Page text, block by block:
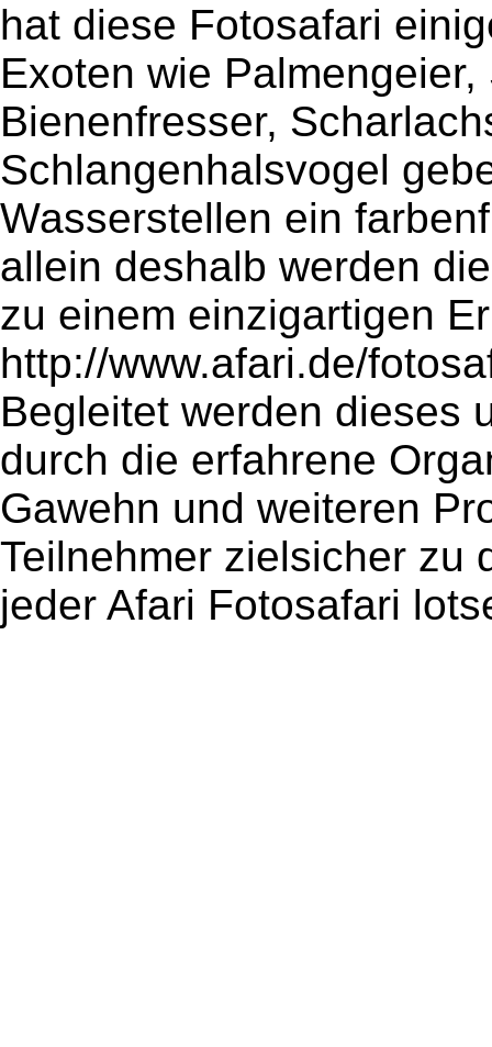
hat diese Fotosafari
Exoten wie
Bienenfresser,
Schlangenhalsvogel
Wasserstellen ein
allein deshalb werden
zu einem einzigartigen
http://www.afari.de/
Begleitet werden dieses
durch die erfahrene
Gawehn und weiteren
Teilnehmer zielsicher zu
jeder Afari Fotosafari